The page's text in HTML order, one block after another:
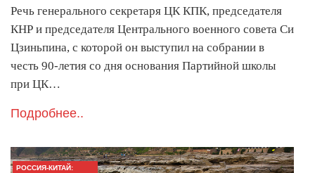
Речь генерального секретаря ЦК КПК, председателя
КНР и председателя Центрального военного совета Си
Цзиньпина, с которой он выступил на собрании в
честь 90-летия со дня основания Партийной школы
при ЦК…
Подробнее..
РОССИЯ-КИТАЙ: